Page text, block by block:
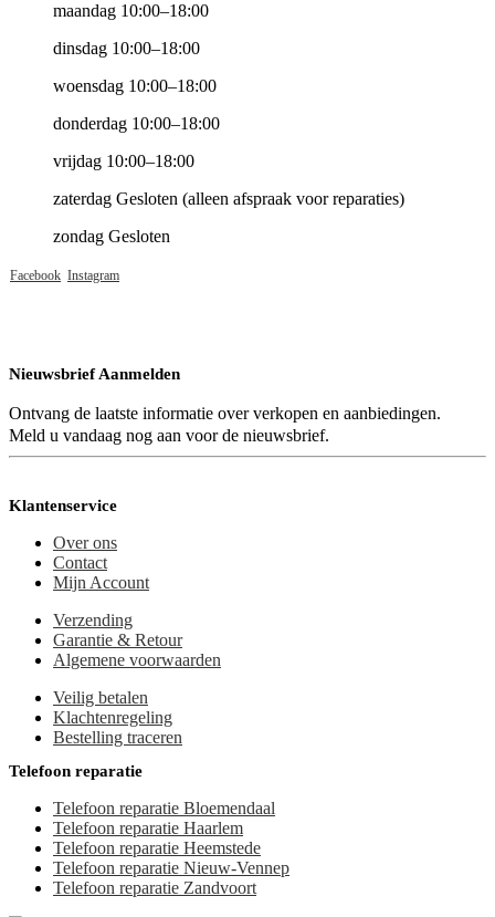
maandag 10:00–18:00
dinsdag 10:00–18:00
woensdag 10:00–18:00
donderdag 10:00–18:00
vrijdag 10:00–18:00
zaterdag Gesloten (alleen afspraak voor reparaties)
zondag Gesloten
Facebook Instagram
Nieuwsbrief Aanmelden
Ontvang de laatste informatie over verkopen en aanbiedingen.
Meld u vandaag nog aan voor de nieuwsbrief.
Klantenservice
Over ons
Contact
Mijn Account
Verzending
Garantie & Retour
Algemene voorwaarden
Veilig betalen
Klachtenregeling
Bestelling traceren
Telefoon reparatie
Telefoon reparatie Bloemendaal
Telefoon reparatie Haarlem
Telefoon reparatie Heemstede
Telefoon reparatie Nieuw-Vennep
Telefoon reparatie Zandvoort